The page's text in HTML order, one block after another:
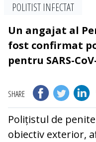
POLITIST INFECTAT
Un angajat al
fost confirmat
pentru SARS-
SHARE
Polițistul de
obiectiv exterior,